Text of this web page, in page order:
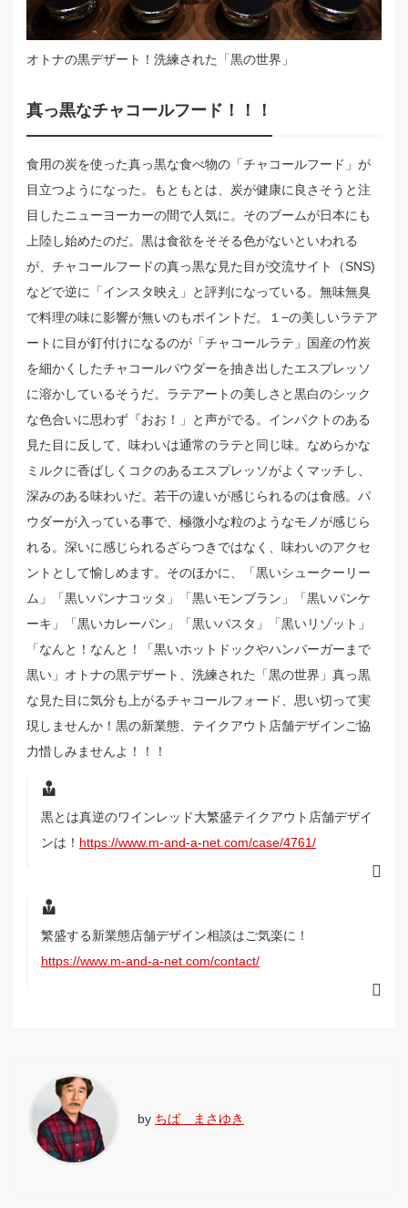
オトナの黒デザート！洗練された「黒の世界」
真っ黒なチャコールフード！！！
食用の炭を使った真っ黒な食べ物の「チャコールフード」が
目立つようになった。もともとは、炭が健康に良さそうと注
目したニューヨーカーの間で人気に。そのブームが日本にも
上陸し始めたのだ。黒は食欲をそそる色がないといわれる
が、チャコールフードの真っ黒な見た目が交流サイト（SNS)
などで逆に「インスタ映え」と評判になっている。無味無臭
で料理の味に影響が無いのもポイントだ。１−の美しいラテア
ートに目が釘付けになるのが「チャコールラテ」国産の竹炭
を細かくしたチャコールパウダーを抽き出したエスプレッソ
に溶かしているそうだ。ラテアートの美しさと黒白のシック
な色合いに思わず『おお！」と声がでる。インパクトのある
見た目に反して、味わいは通常のラテと同じ味。なめらかな
ミルクに香ばしくコクのあるエスプレッソがよくマッチし、
深みのある味わいだ。若干の違いが感じられるのは食感。パ
ウダーが入っている事で、極微小な粒のようなモノが感じら
れる。深いに感じられるざらつきではなく、味わいのアクセ
ントとして愉しめます。そのほかに、「黒いシュークーリー
ム」「黒いパンナコッタ」「黒いモンブラン」「黒いパンケ
ーキ」「黒いカレーパン」「黒いパスタ」「黒いリゾット」
「なんと！なんと！「黒いホットドックやハンバーガーまで
黒い」オトナの黒デザート、洗練された「黒の世界」真っ黒
な見た目に気分も上がるチャコールフォード、思い切って実
現しませんか！黒の新業態、テイクアウト店舗デザインご協
力惜しみませんよ！！！
黒とは真逆のワインレッド大繁盛テイクアウト店舗デザイ
ンは！ https://www.m-and-a-net.com/case/4761/
繁盛する新業態店舗デザイン相談はご気楽に！
https://www.m-and-a-net.com/contact/
by ちば まさゆき